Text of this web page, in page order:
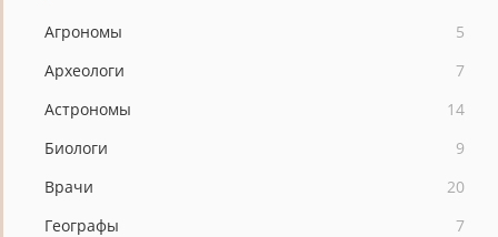
Агрономы
5
Археологи
7
Астрономы
14
Биологи
9
Врачи
20
Географы
7